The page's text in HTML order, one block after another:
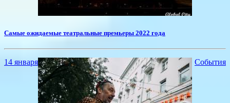
​Самые ожидаемые театральные премьеры 2022 года
14 января События